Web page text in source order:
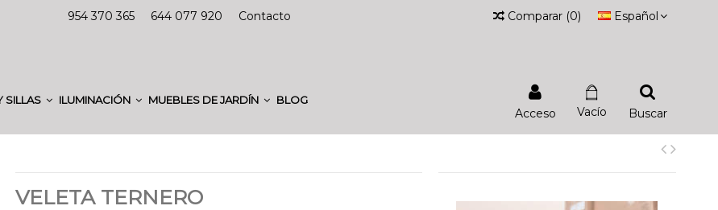
954 370 365 644 077 920 Contacto Español
Comparar (0)
SILLAS ILUMINACIÓN MUEBLES DE JARDÍN BLOG
Buscar
Vacío
Acceso
VELETA TERNERO